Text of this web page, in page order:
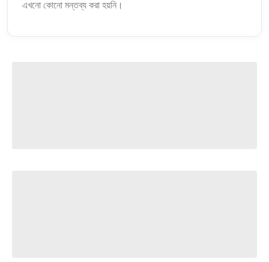
এখনো কোনো মন্তব্য করা হয়নি।